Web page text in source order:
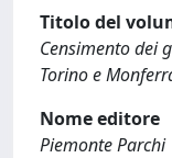
Titolo del
Censimento dei
Torino e
Nome editore
Piemonte Parchi